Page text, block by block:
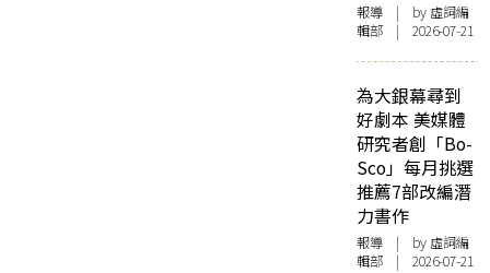
報導 | by 虛詞編
輯部 | 2026-07-21
為大銀幕尋到
好劇本 美媒體
研究者創「Bo-
Sco」每月挑選
推薦7部改編潛
力書作
報導 | by 虛詞編
輯部 | 2026-07-21